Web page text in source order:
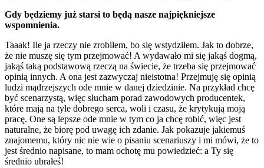
Gdy będziemy już starsi to będą nasze najpiękniejsze
wspomnienia.
Taaak! Ile ja rzeczy nie zrobiłem, bo się wstydziłem. Jak to dobrze,
że nie muszę się tym przejmować! A wydawało mi się jakąś dogmą,
jakąś taką podstawową rzeczą na świecie, że trzeba się przejmować
opinią innych. A ona jest zazwyczaj nieistotna! Przejmuję się opinią
ludzi mądrzejszych ode mnie w danej dziedzinie. Na przykład chcę
być scenarzystą, więc słucham porad zawodowych producentek,
które mają na tyle dobrego serca, woli i czasu, że krytykują moją
pracę. One są lepsze ode mnie w tym co ja chcę robić, więc jest
naturalne, że biorę pod uwagę ich zdanie. Jak pokazuje jakiemuś
znajomemu, który nic nie wie o pisaniu scenariuszy i mi mówi, że to
jest średnio napisane, to mam ochotę mu powiedzieć: a Ty się
średnio ubrałeś!